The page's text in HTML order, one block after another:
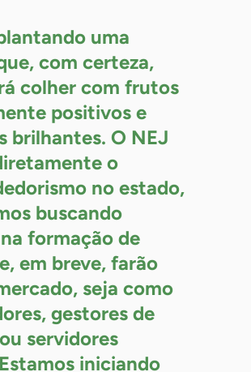
uma
com certeza,
colher com frutos
positivos e
brilhantes. O NEJ
o
no estado,
buscando
formação de
em breve, farão
seja como
gestores de
servidores
iniciando